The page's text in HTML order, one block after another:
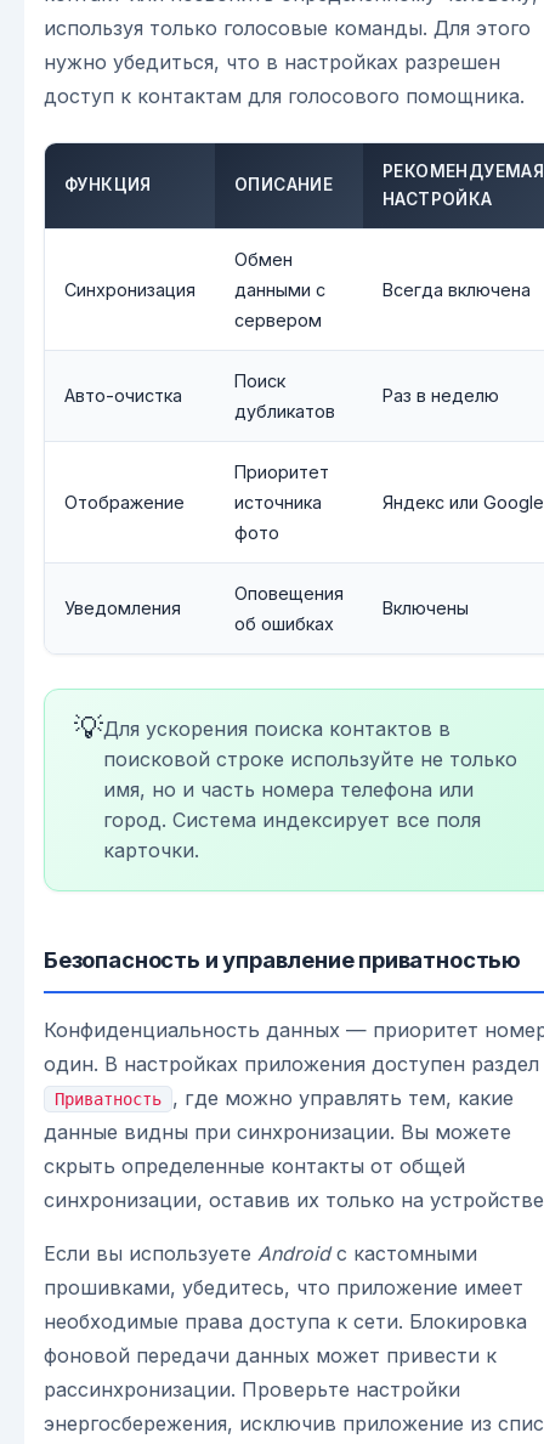
используя только голосовые команды. Для этого
нужно убедиться, что в настройках разрешен
доступ к контактам для голосового помощника.
ФУНКЦИЯ ОПИСАНИЕ
РЕКОМЕНДУЕМАЯ
НАСТРОЙКА
Синхронизация
Обмен
данными с
сервером
Всегда включена
Авто-очистка
Поиск
дубликатов
Раз в неделю
Отображение
Приоритет
источника
фото
Яндекс или Google
Уведомления
Оповещения
об ошибках
Включены
💡Для ускорения поиска контактов в
поисковой строке используйте не только
имя, но и часть номера телефона или
город. Система индексирует все поля
карточки.
Безопасность и управление приватностью
Конфиденциальность данных — приоритет
один. В настройках приложения доступен раздел
Приватность
, где можно управлять тем, какие
данные видны при синхронизации. Вы можете
скрыть определенные контакты от общей
синхронизации, оставив их только на
Если вы используете Androidс кастомными
прошивками, убедитесь, что приложение имеет
необходимые права доступа к сети. Блокировка
фоновой передачи данных может привести к
рассинхронизации. Проверьте настройки
энергосбережения, исключив приложение из